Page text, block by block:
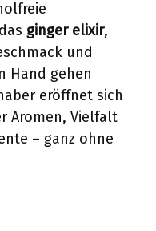
ginger elixir,
und
Hand gehen
eröffnet sich
Aromen, Vielfalt
– ganz ohne